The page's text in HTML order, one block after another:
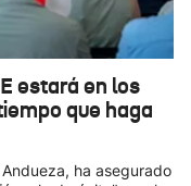
estará en los
que haga
ha asegurado